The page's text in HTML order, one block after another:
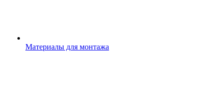
Материалы для монтажа